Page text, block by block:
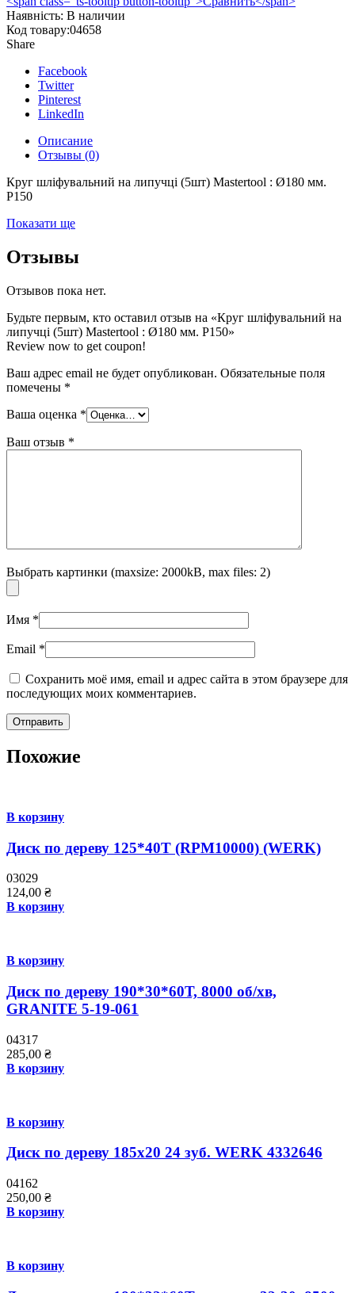
Наявність: В наличии
Код товару:04658
Share
Facebook
Twitter
Pinterest
LinkedIn
Описание
Отзывы (0)
Круг шліфувальний на липучці (5шт) Mastertool : Ø180 мм.
Р150
Показати ще
Отзывы
Отзывов пока нет.
Будьте первым, кто оставил отзыв на «Круг шліфувальний на
липучці (5шт) Mastertool : Ø180 мм. Р150»
Review now to get coupon!
Ваш адрес email не будет опубликован. Обязательные поля
помечены *
Ваша оценка *
Ваш отзыв *
Выбрать картинки (maxsize: 2000kB, max files: 2)
Имя *
Email *
Сохранить моё имя, email и адрес сайта в этом браузере для
последующих моих комментариев.
Похожие
В корзину
Диск по дереву 125*40T (RPM10000) (WERK)
03029
124,00 ₴
В корзину
В корзину
Диск по дереву 190*30*60Т, 8000 об/хв,
GRANITE 5-19-061
04317
285,00 ₴
В корзину
В корзину
Диск по дереву 185х20 24 зуб. WERK 4332646
04162
250,00 ₴
В корзину
В корзину